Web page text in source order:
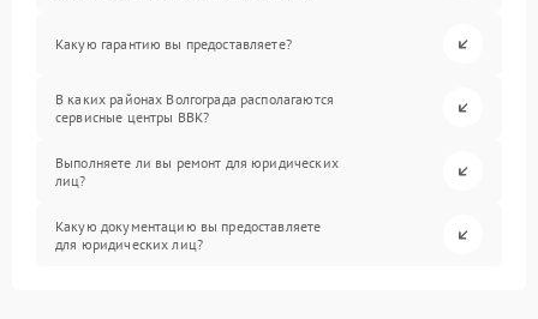
Какую гарантию вы предоставляете?
В каких районах Волгограда располагаются
сервисные центры BBK?
Выполняете ли вы ремонт для юридических
лиц?
Какую документацию вы предоставляете
для юридических лиц?